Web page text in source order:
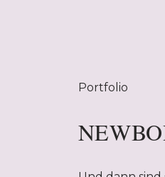
Portfolio